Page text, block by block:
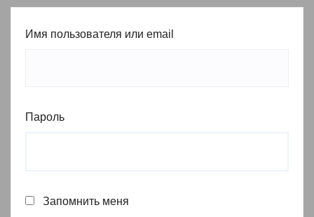
Имя пользователя или email
Пароль
Запомнить меня